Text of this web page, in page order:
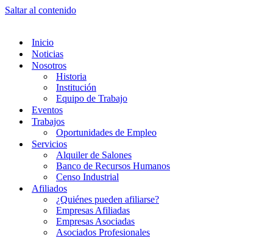
Saltar al contenido
Inicio
Noticias
Nosotros
Historia
Institución
Equipo de Trabajo
Eventos
Trabajos
Oportunidades de Empleo
Servicios
Alquiler de Salones
Banco de Recursos Humanos
Censo Industrial
Afiliados
¿Quiénes pueden afiliarse?
Empresas Afiliadas
Empresas Asociadas
Asociados Profesionales